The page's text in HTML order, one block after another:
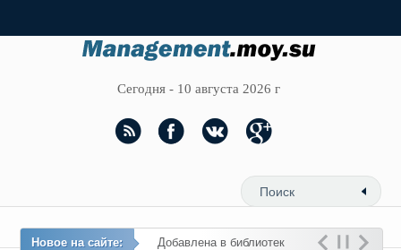
Сегодня - 10 августа 2026 г
Новое на сайте: Добавлена в библиотеку